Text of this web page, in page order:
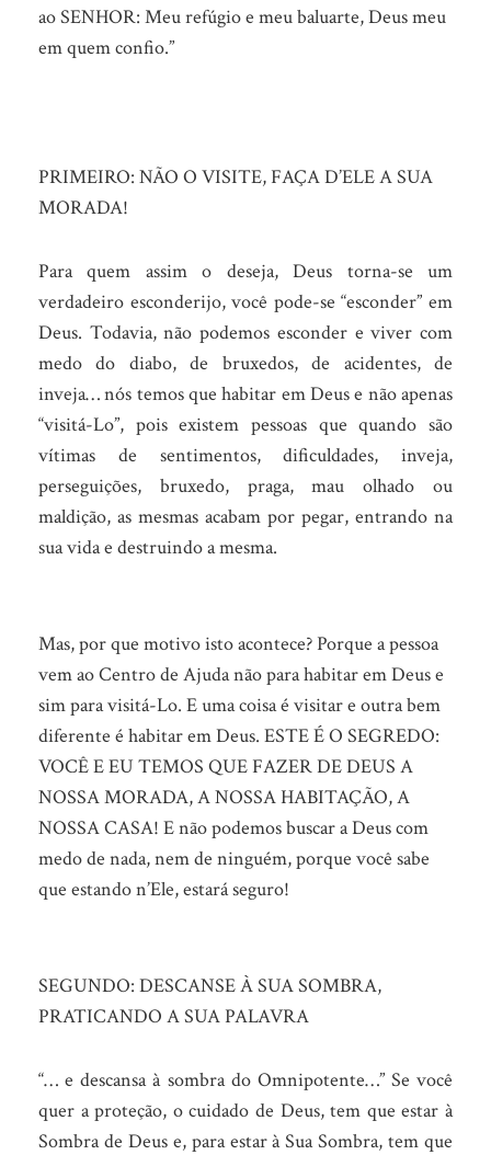
ao SENHOR: Meu refúgio e meu baluarte, Deus meu
em quem confio.”
PRIMEIRO: NÃO O VISITE, FAÇA D’ELE A SUA
MORADA!
Para quem assim o deseja, Deus torna-se um
verdadeiro esconderijo, você pode-se “esconder” em
Deus. Todavia, não podemos esconder e viver com
medo do diabo, de bruxedos, de acidentes, de
inveja… nós temos que habitar em Deus e não apenas
“visitá-Lo”, pois existem pessoas que quando são
vítimas de sentimentos, dificuldades, inveja,
perseguições, bruxedo, praga, mau olhado ou
maldição, as mesmas acabam por pegar, entrando na
sua vida e destruindo a mesma.
Mas, por que motivo isto acontece? Porque a pessoa
vem ao Centro de Ajuda não para habitar em Deus e
sim para visitá-Lo. E uma coisa é visitar e outra bem
diferente é habitar em Deus. ESTE É O SEGREDO:
VOCÊ E EU TEMOS QUE FAZER DE DEUS A
NOSSA MORADA, A NOSSA HABITAÇÃO, A
NOSSA CASA! E não podemos buscar a Deus com
medo de nada, nem de ninguém, porque você sabe
que estando n’Ele, estará seguro!
SEGUNDO: DESCANSE À SUA SOMBRA,
PRATICANDO A SUA PALAVRA
“… e descansa à sombra do Omnipotente…” Se você
quer a proteção, o cuidado de Deus, tem que estar à
Sombra de Deus e, para estar à Sua Sombra, tem que